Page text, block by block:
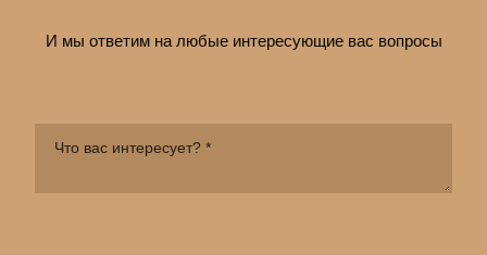
И мы ответим на любые интересующие вас вопросы